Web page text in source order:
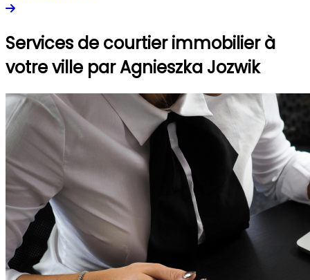
Services de courtier immobilier à
votre ville par Agnieszka Jozwik